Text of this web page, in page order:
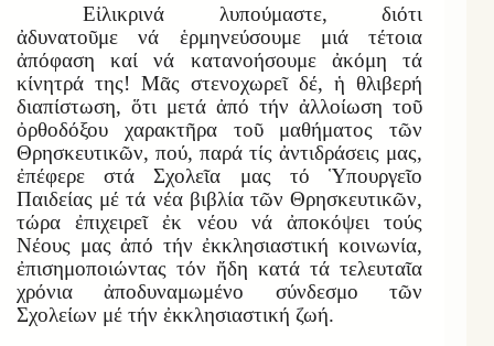
Εἰλικρινά λυπούμαστε, διότι
ἀδυνατοῦμε νά ἑρμηνεύσουμε μιά τέτοια
ἀπόφαση καί νά κατανοήσουμε ἀκόμη τά
κίνητρά της! Μᾶς στενοχωρεῖ δέ, ἡ θλιβερή
διαπίστωση, ὅτι μετά ἀπό τήν ἀλλοίωση τοῦ
ὀρθοδόξου χαρακτῆρα τοῦ μαθήματος τῶν
Θρησκευτικῶν, πού, παρά τίς ἀντιδράσεις μας,
ἐπέφερε στά Σχολεῖα μας τό Ὑπουργεῖο
Παιδείας μέ τά νέα βιβλία τῶν Θρησκευτικῶν,
τώρα ἐπιχειρεῖ ἐκ νέου νά ἀποκόψει τούς
Νέους μας ἀπό τήν ἐκκλησιαστική κοινωνία,
ἐπισημοποιώντας τόν ἤδη κατά τά τελευταῖα
χρόνια ἀποδυναμωμένο σύνδεσμο τῶν
Σχολείων μέ τήν ἐκκλησιαστική ζωή.